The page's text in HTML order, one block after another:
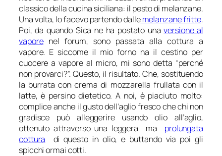
classico della cucina siciliana: il pesto di melanzane.
Una volta, lo facevo partendo dallemelanzane fritte.
Poi, da quando Sica ne ha postato unaversione al
vaporenel forum, sono passata alla cottura a
vapore. E siccome il mio forno ha il cestino per
cuocere a vapore al micro, mi sono detta “perché
non provarci?”. Questo, il risultato. Che, sostituendo
la burrata con crema di mozzarella frullata con il
latte, è persino dietetico. A noi, è piaciuto molto:
complice anche il gusto dell’aglio fresco che chi non
gradisce può alleggerire usando olio all’aglio,
ottenuto attraverso una leggera ma prolungata
cottura di questo in olio, e buttando via poi gli
spicchi ormai cotti.